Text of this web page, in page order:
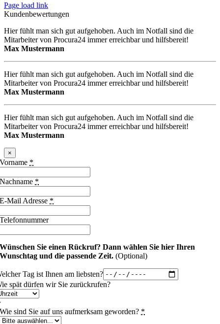
Page load link
Kundenbewertungen
Hier fühlt man sich gut aufgehoben. Auch im Notfall sind die
Mitarbeiter von Procura24 immer erreichbar und hilfsbereit!
Max Mustermann
Hier fühlt man sich gut aufgehoben. Auch im Notfall sind die
Mitarbeiter von Procura24 immer erreichbar und hilfsbereit!
Max Mustermann
Hier fühlt man sich gut aufgehoben. Auch im Notfall sind die
Mitarbeiter von Procura24 immer erreichbar und hilfsbereit!
Max Mustermann
×
Vorname *
Nachname *
E-Mail Adresse *
Telefonnummer
Wünschen Sie einen Rückruf? Dann wählen Sie hier Ihren
Wunschtag und die passende Zeit.(Optional)
Tag ist Ihnen am liebsten?
spät dürfen wir Sie zurückrufen?
Wie sind Sie auf uns aufmerksam geworden? *